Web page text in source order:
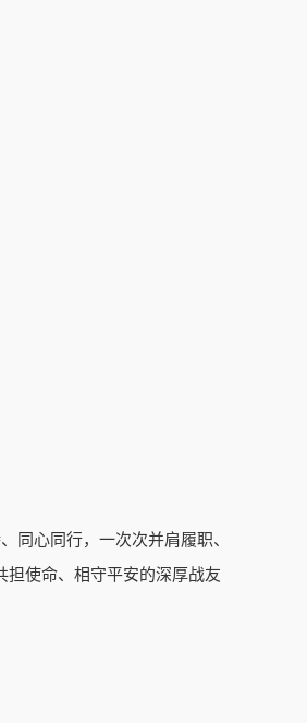
同心同行，一次次并肩履职、
使命、相守平安的深厚战友